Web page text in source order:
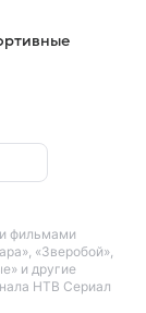
фильмами
«Зверобой»,
и другие
НТВ Сериал